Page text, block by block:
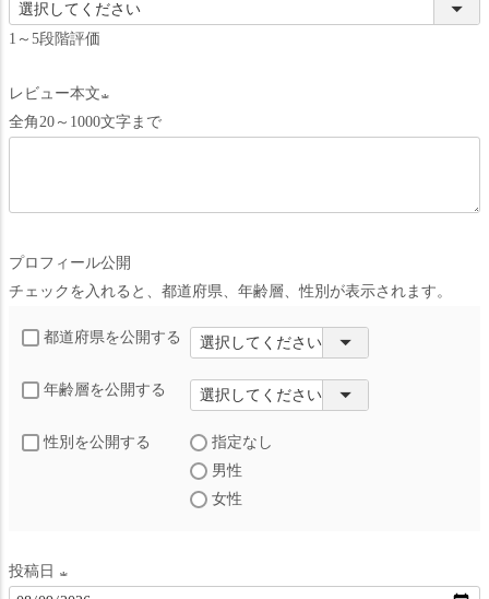
(
必
)
1～5段階評価
レビュー本文
(
)
全角20～1000文字まで
プロフィール公開
チェックを入れると、都道府県、年齢層、性別が表示されます。
都道府県を公開する
年齢層を公開する
性別を公開する
指定なし
男性
女性
投稿日